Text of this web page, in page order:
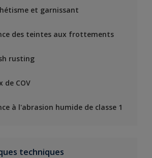
et garnissant
des teintes aux frottements
rusting
de COV
à l'abrasion humide de classe 1
techniques